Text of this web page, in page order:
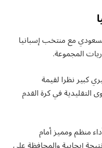
مع منتخب إسبانيا
كبير نظرا لقيمة
التقليدية في كرة القدم
منظم ومميز أمام